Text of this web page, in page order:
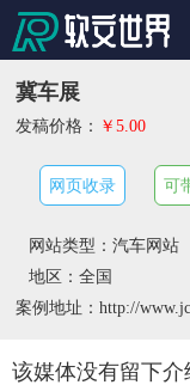
冀车展
发稿价格： ￥5.00
网页收录 可
网站类型：汽车网站
地区：全国
案例地址：http://
该媒体没有留下